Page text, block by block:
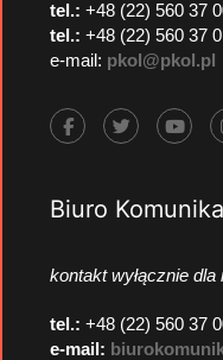
tel.: +48 (22) 560 37
tel.: +48 (22) 560 37
e-mail: pkol@pkol.pl
Biuro
kontakt wyłącznie dla
tel.: +48 (22) 560 37
e-mail: